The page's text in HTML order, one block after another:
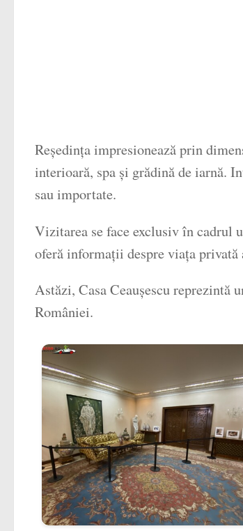
Reședința impresionează prin
interioară, spa și grădină de iarnă.
sau importate.
Vizitarea se face exclusiv în cadrul
oferă informații despre viața
Astăzi, Casa Ceaușescu
României.